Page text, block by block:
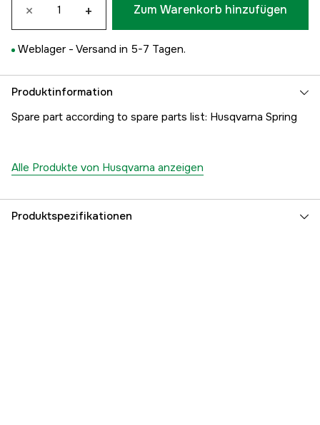
× + Zum Warenkorb hinzufügen
Weblager - Versand in 5-7 Tagen.
Produktinformation
Spare part according to spare parts list: Husqvarna Spring
Alle Produkte von Husqvarna anzeigen
Produktspezifikationen